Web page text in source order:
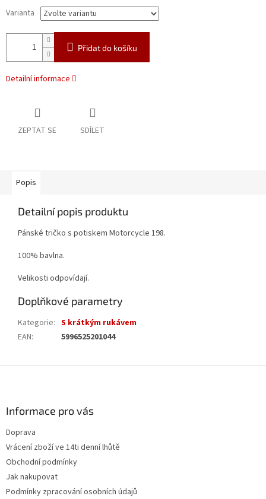
Varianta
Přidat do košíku
Detailní informace
ZEPTAT SE SDÍLET
Popis
Detailní popis produktu
Pánské tričko s potiskem Motorcycle 198.
100% bavlna.
Velikosti odpovídají.
Doplňkové parametry
Kategorie: S krátkým rukávem
EAN: 5996525201044
Informace pro vás
Doprava
Vrácení zboží ve 14ti denní lhůtě
Obchodní podmínky
Jak nakupovat
Podmínky zpracování osobních údajů